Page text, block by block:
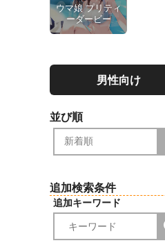
ウマ娘 プリティ
ーダービー
男性向け
並び順
追加検索条件
追加キーワード